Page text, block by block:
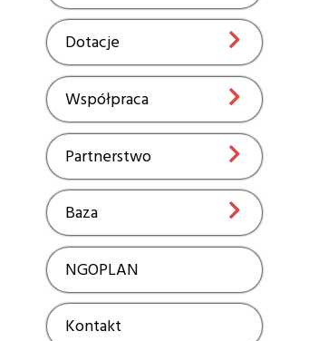
Dotacje Show
Współpraca Show
Partnerstwo Show
Baza Show
NGOPLAN Show
Kontakt Show